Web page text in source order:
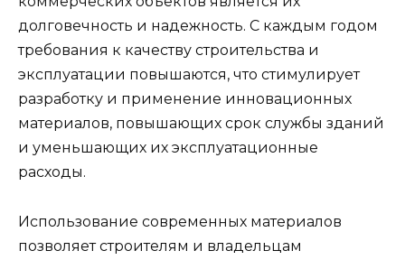
долговечность и надежность. С каждым годом
требования к качеству строительства и
эксплуатации повышаются, что стимулирует
разработку и применение инновационных
материалов, повышающих срок службы зданий
и уменьшающих их эксплуатационные
расходы.
Использование современных материалов
позволяет строителям и владельцам